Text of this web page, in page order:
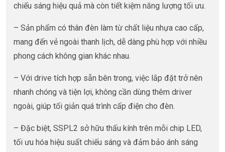
chiếu sáng hiệu quả mà còn tiết kiệm năng lượng tối ưu.
– Sản phẩm có thân đèn làm từ chất liệu nhựa cao cấp,
mang đến vẻ ngoài thanh lịch, dễ dàng phù hợp với nhiều
phong cách không gian khác nhau.
– Với drive tích hợp sẵn bên trong, việc lắp đặt trở nên
nhanh chóng và tiện lợi, không cần dùng thêm driver
ngoài, giúp tối giản quá trình cấp điện cho đèn.
– Đặc biệt, SSPL2 sở hữu thấu kính trên mỗi chip LED,
tối ưu hóa hiệu suất chiếu sáng và đảm bảo ánh sáng